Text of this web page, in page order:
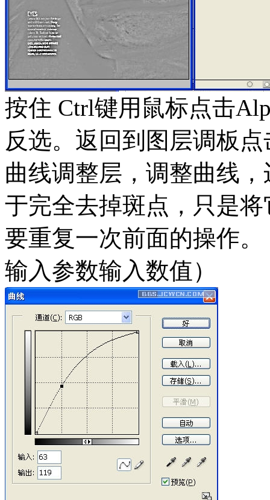
按住 Ctrl键用鼠标点击
反选。返回到图层调板
曲线调整层，调整曲线
于完全去掉斑点，只是
要重复一次前面的操作
输入参数输入数值）